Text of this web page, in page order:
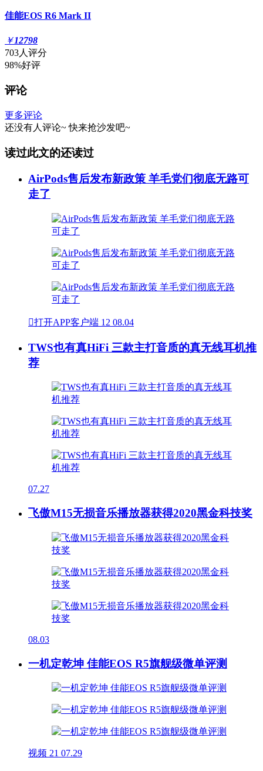
佳能EOS R6 Mark II
￥12798
703人评分
98%好评
评论
更多评论
还没有人评论~ 快来抢沙发吧~
读过此文的还读过
AirPods售后发布新政策 羊毛党们彻底无路可
走了
打开APP客户端 12 08.04
TWS也有真HiFi 三款主打音质的真无线耳机推
荐
07.27
飞傲M15无损音乐播放器获得2020黑金科技奖
08.03
一机定乾坤 佳能EOS R5旗舰级微单评测
视频 21 07.29